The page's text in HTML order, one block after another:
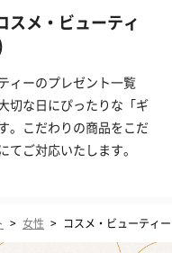
スメ・ビューティ
ィーのプレゼント一覧
切な日にぴったりな「ギ
。こだわりの商品をこだ
ご対応いたします。
> 女性 > コスメ・ビューティー